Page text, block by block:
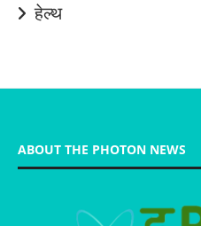
हेल्थ
ABOUT THE PHOTON NEWS